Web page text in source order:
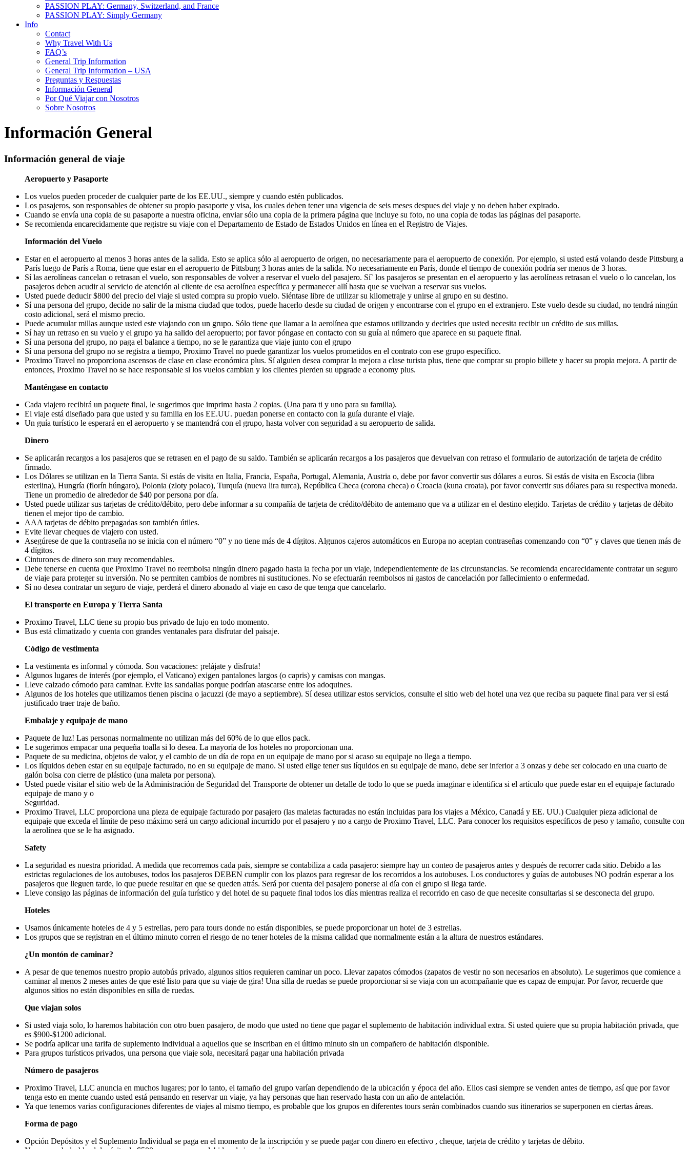
PASSION PLAY: Germany, Switzerland, and France
PASSION PLAY: Simply Germany
Info
Contact
Why Travel With Us
FAQ’s
General Trip Information
General Trip Information – USA
Preguntas y Respuestas
Información General
Por Qué Viajar con Nosotros
Sobre Nosotros
Información General
Información general de viaje
Aeropuerto y Pasaporte
Los vuelos pueden proceder de cualquier parte de los EE.UU., siempre y cuando estén publicados.
Los pasajeros, son responsables de obtener su propio pasaporte y visa, los cuales deben tener una vigencia de seis meses despues del viaje y no deben haber expirado.
Cuando se envía una copia de su pasaporte a nuestra oficina, enviar sólo una copia de la primera página que incluye su foto, no una copia de todas las páginas del pasaporte.
Se recomienda encarecidamente que registre su viaje con el Departamento de Estado de Estados Unidos en línea en el Registro de Viajes.
Información del Vuelo
Estar en el aeropuerto al menos 3 horas antes de la salida. Esto se aplica sólo al aeropuerto de origen, no necesariamente para el aeropuerto de conexión. Por ejemplo, si usted está volando desde Pittsburg a
París luego de París a Roma, tiene que estar en el aeropuerto de Pittsburg 3 horas antes de la salida. No necesariamente en París, donde el tiempo de conexión podría ser menos de 3 horas.
Sí las aerolíneas cancelan o retrasan el vuelo, son responsables de volver a reservar el vuelo del pasajero. Sí` los pasajeros se presentan en el aeropuerto y las aerolíneas retrasan el vuelo o lo cancelan, los
pasajeros deben acudir al servicio de atención al cliente de esa aerolínea específica y permanecer allí hasta que se vuelvan a reservar sus vuelos.
Usted puede deducir $800 del precio del viaje si usted compra su propio vuelo. Siéntase libre de utilizar su kilometraje y unirse al grupo en su destino.
Sí una persona del grupo, decide no salir de la misma ciudad que todos, puede hacerlo desde su ciudad de origen y encontrarse con el grupo en el extranjero. Este vuelo desde su ciudad, no tendrá ningún
costo adicional, será el mismo precio.
Puede acumular millas aunque usted este viajando con un grupo. Sólo tiene que llamar a la aerolínea que estamos utilizando y decirles que usted necesita recibir un crédito de sus millas.
Sí hay un retraso en su vuelo y el grupo ya ha salido del aeropuerto; por favor póngase en contacto con su guía al número que aparece en su paquete final.
Sí una persona del grupo, no paga el balance a tiempo, no se le garantiza que viaje junto con el grupo
Sí una persona del grupo no se registra a tiempo, Proximo Travel no puede garantizar los vuelos prometidos en el contrato con ese grupo específico.
Proximo Travel no proporciona ascensos de clase en clase económica plus. Sí alguien desea comprar la mejora a clase turista plus, tiene que comprar su propio billete y hacer su propia mejora. A partir de
entonces, Proximo Travel no se hace responsable si los vuelos cambian y los clientes pierden su upgrade a economy plus.
Manténgase en contacto
Cada viajero recibirá un paquete final, le sugerimos que imprima hasta 2 copias. (Una para ti y uno para su familia).
El viaje está diseñado para que usted y su familia en los EE.UU. puedan ponerse en contacto con la guía durante el viaje.
Un guía turístico le esperará en el aeropuerto y se mantendrá con el grupo, hasta volver con seguridad a su aeropuerto de salida.
Dinero
Se aplicarán recargos a los pasajeros que se retrasen en el pago de su saldo. También se aplicarán recargos a los pasajeros que devuelvan con retraso el formulario de autorización de tarjeta de crédito
firmado.
Los Dólares se utilizan en la Tierra Santa. Si estás de visita en Italia, Francia, España, Portugal, Alemania, Austria o, debe por favor convertir sus dólares a euros. Si estás de visita en Escocia (libra
esterlina), Hungría (florín húngaro), Polonia (zloty polaco), Turquía (nueva lira turca), República Checa (corona checa) o Croacia (kuna croata), por favor convertir sus dólares para su respectiva moneda.
Tiene un promedio de alrededor de $40 por persona por día.
Usted puede utilizar sus tarjetas de crédito/débito, pero debe informar a su compañía de tarjeta de crédito/débito de antemano que va a utilizar en el destino elegido. Tarjetas de crédito y tarjetas de débito
tienen el mejor tipo de cambio.
AAA tarjetas de débito prepagadas son también útiles.
Evite llevar cheques de viajero con usted.
Asegúrese de que la contraseña no se inicia con el número “0” y no tiene más de 4 dígitos. Algunos cajeros automáticos en Europa no aceptan contraseñas comenzando con “0” y claves que tienen más de
4 dígitos.
Cinturones de dinero son muy recomendables.
Debe tenerse en cuenta que Proximo Travel no reembolsa ningún dinero pagado hasta la fecha por un viaje, independientemente de las circunstancias. Se recomienda encarecidamente contratar un seguro
de viaje para proteger su inversión. No se permiten cambios de nombres ni sustituciones. No se efectuarán reembolsos ni gastos de cancelación por fallecimiento o enfermedad.
Sí no desea contratar un seguro de viaje, perderá el dinero abonado al viaje en caso de que tenga que cancelarlo.
El transporte en Europa y Tierra Santa
Proximo Travel, LLC tiene su propio bus privado de lujo en todo momento.
Bus está climatizado y cuenta con grandes ventanales para disfrutar del paisaje.
Código de vestimenta
La vestimenta es informal y cómoda. Son vacaciones: ¡relájate y disfruta!
Algunos lugares de interés (por ejemplo, el Vaticano) exigen pantalones largos (o capris) y camisas con mangas.
Lleve calzado cómodo para caminar. Evite las sandalias porque podrían atascarse entre los adoquines.
Algunos de los hoteles que utilizamos tienen piscina o jacuzzi (de mayo a septiembre). Sí desea utilizar estos servicios, consulte el sitio web del hotel una vez que reciba su paquete final para ver si está
justificado traer traje de baño.
Embalaje y equipaje de mano
Paquete de luz! Las personas normalmente no utilizan más del 60% de lo que ellos pack.
Le sugerimos empacar una pequeña toalla si lo desea. La mayoría de los hoteles no proporcionan una.
Paquete de su medicina, objetos de valor, y el cambio de un día de ropa en un equipaje de mano por si acaso su equipaje no llega a tiempo.
Los líquidos deben estar en su equipaje facturado, no en su equipaje de mano. Si usted elige tener sus líquidos en su equipaje de mano, debe ser inferior a 3 onzas y debe ser colocado en una cuarto de
galón bolsa con cierre de plástico (una maleta por persona).
Usted puede visitar el sitio web de la Administración de Seguridad del Transporte de obtener un detalle de todo lo que se pueda imaginar e identifica si el artículo que puede estar en el equipaje facturado
equipaje de mano y o
Seguridad.
Proximo Travel, LLC proporciona una pieza de equipaje facturado por pasajero (las maletas facturadas no están incluidas para los viajes a México, Canadá y EE. UU.) Cualquier pieza adicional de
equipaje que exceda el límite de peso máximo será un cargo adicional incurrido por el pasajero y no a cargo de Proximo Travel, LLC. Para conocer los requisitos específicos de peso y tamaño, consulte con
la aerolínea que se le ha asignado.
Safety
La seguridad es nuestra prioridad. A medida que recorremos cada país, siempre se contabiliza a cada pasajero: siempre hay un conteo de pasajeros antes y después de recorrer cada sitio. Debido a las
estrictas regulaciones de los autobuses, todos los pasajeros DEBEN cumplir con los plazos para regresar de los recorridos a los autobuses. Los conductores y guías de autobuses NO podrán esperar a los
pasajeros que lleguen tarde, lo que puede resultar en que se queden atrás. Será por cuenta del pasajero ponerse al día con el grupo si llega tarde.
Lleve consigo las páginas de información del guía turístico y del hotel de su paquete final todos los días mientras realiza el recorrido en caso de que necesite consultarlas si se desconecta del grupo.
Hoteles
Usamos únicamente hoteles de 4 y 5 estrellas, pero para tours donde no están disponibles, se puede proporcionar un hotel de 3 estrellas.
Los grupos que se registran en el último minuto corren el riesgo de no tener hoteles de la misma calidad que normalmente están a la altura de nuestros estándares.
¿Un montón de caminar?
A pesar de que tenemos nuestro propio autobús privado, algunos sitios requieren caminar un poco. Llevar zapatos cómodos (zapatos de vestir no son necesarios en absoluto). Le sugerimos que comience a
caminar al menos 2 meses antes de que esté listo para que su viaje de gira! Una silla de ruedas se puede proporcionar si se viaja con un acompañante que es capaz de empujar. Por favor, recuerde que
algunos sitios no están disponibles en silla de ruedas.
Que viajan solos
Si usted viaja solo, lo haremos habitación con otro buen pasajero, de modo que usted no tiene que pagar el suplemento de habitación individual extra. Si usted quiere que su propia habitación privada, que
es $900-$1200 adicional.
Se podría aplicar una tarifa de suplemento individual a aquellos que se inscriban en el último minuto sin un compañero de habitación disponible.
Para grupos turísticos privados, una persona que viaje sola, necesitará pagar una habitación privada
Número de pasajeros
Proximo Travel, LLC anuncia en muchos lugares; por lo tanto, el tamaño del grupo varían dependiendo de la ubicación y época del año. Ellos casi siempre se venden antes de tiempo, así que por favor
tenga esto en mente cuando usted está pensando en reservar un viaje, ya hay personas que han reservado hasta con un año de antelación.
Ya que tenemos varias configuraciones diferentes de viajes al mismo tiempo, es probable que los grupos en diferentes tours serán combinados cuando sus itinerarios se superponen en ciertas áreas.
Forma de pago
Opción Depósitos y el Suplemento Individual se paga en el momento de la inscripción y se puede pagar con dinero en efectivo , cheque, tarjeta de crédito y tarjetas de débito.